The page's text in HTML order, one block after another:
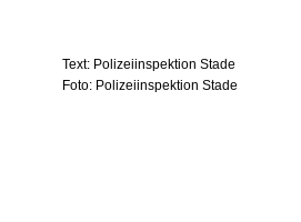
Text: Polizeiinspektion Stade
Foto: Polizeiinspektion Stade